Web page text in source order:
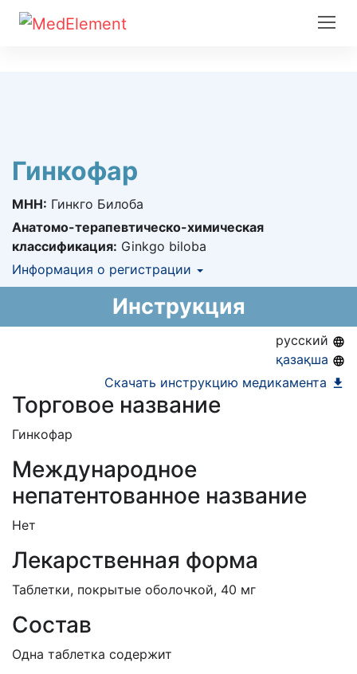
Гинкофар
МНН: Гинкго Билоба
Анатомо-терапевтическо-химическая
классификация: Ginkgo biloba
Информация о регистрации
Информация о регистрации в РК:19.11.2014 -
Инструкция
русский
қазақша
Скачать инструкцию медикамента
Торговое название
Гинкофар
Международное
непатентованное название
Нет
Лекарственная форма
Таблетки, покрытые оболочкой, 40 мг
Состав
Одна таблетка содержит